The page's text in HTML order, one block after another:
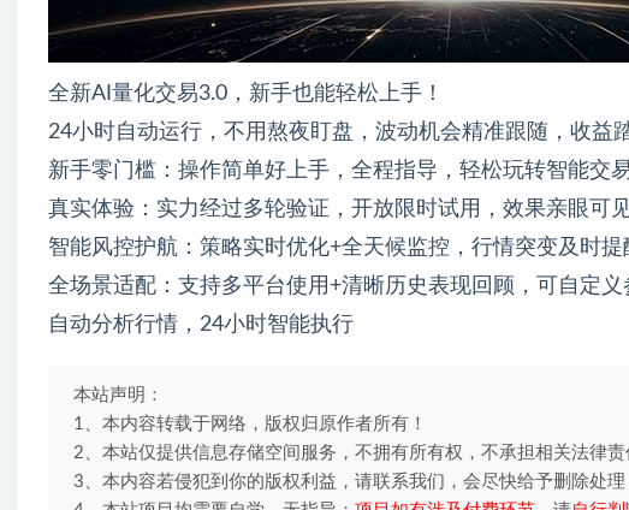
全新AI量化交易3.0，新手也能轻松上手！
24小时自动运行，不用熬夜盯盘，波动机会精准跟随，收益
新手零门槛：操作简单好上手，全程指导，轻松玩转智能交
真实体验：实力经过多轮验证，开放限时试用，效果亲眼可
智能风控护航：策略实时优化+全天候监控，行情突变及时
全场景适配：支持多平台使用+清晰历史表现回顾，可自定
自动分析行情，24小时智能执行
本站声明：
1、本内容转载于网络，版权归原作者所有！
2、本站仅提供信息存储空间服务，不拥有所有权，不承担相关法律责
3、本内容若侵犯到你的版权利益，请联系我们，会尽快给予删除处理